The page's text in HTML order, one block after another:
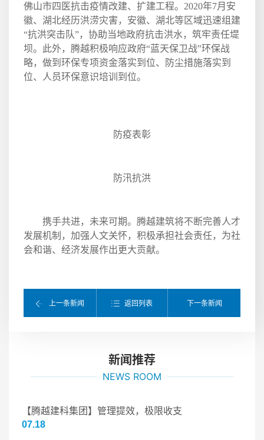
佛山市四医抗击疫情改建、扩建工程。 2020年7月安
徽、湖北经历洪涝灾害，安徽、湖北等区域迅速组建
“抗洪突击队”，协助当地政府抗击洪水，筑牢责任堤
坝。此外，腾越积极响应政府“蓝天保卫战”环保战
略，做到环保专项资金落实到位、防尘措施落实到
位、人员环保意识培训到位。
防疫表彰
防汛抗洪
携手共进，未来可期。腾越建筑将不断完善人才
发展机制，加强人文关怀，积极承担社会责任，为社
会和谐、经济发展作出更大贡献。
上一条新闻 返回列表 下一条新闻
新闻推荐
NEWS ROOM
【腾越建科集团】管理提效，极限收支
07.18